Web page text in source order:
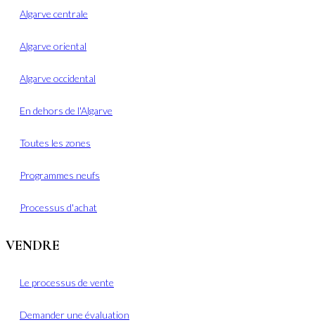
Algarve centrale
Algarve oriental
Algarve occidental
En dehors de l'Algarve
Toutes les zones
Programmes neufs
Processus d'achat
VENDRE
Le processus de vente
Demander une évaluation